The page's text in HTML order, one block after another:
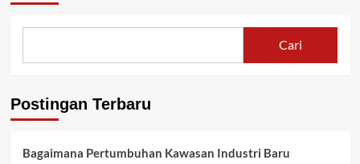
Cari
Postingan Terbaru
Bagaimana Pertumbuhan Kawasan Industri Baru